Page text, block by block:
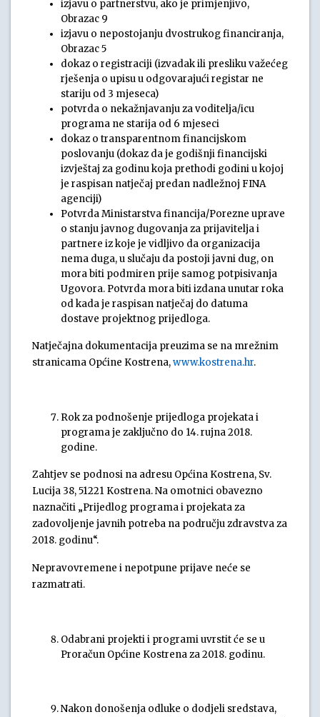
izjavu o partnerstvu, ako je primjenjivo,
Obrazac 9
izjavu o nepostojanju dvostrukog financiranja,
Obrazac 5
dokaz o registraciji (izvadak ili presliku važećeg
rješenja o upisu u odgovarajući registar ne
stariju od 3 mjeseca)
potvrda o nekažnjavanju za voditelja/icu
programa ne starija od 6 mjeseci
dokaz o transparentnom financijskom
poslovanju (dokaz da je godišnji financijski
izvještaj za godinu koja prethodi godini u kojoj
je raspisan natječaj predan nadležnoj FINA
agenciji)
Potvrda Ministarstva financija/Porezne uprave
o stanju javnog dugovanja za prijavitelja i
partnere iz koje je vidljivo da organizacija
nema duga, u slučaju da postoji javni dug, on
mora biti podmiren prije samog potpisivanja
Ugovora. Potvrda mora biti izdana unutar roka
od kada je raspisan natječaj do datuma
dostave projektnog prijedloga.
Natječajna dokumentacija preuzima se na mrežnim
stranicama Općine Kostrena,www.kostrena.hr.
Rok za podnošenje prijedloga projekata i
programa je zaključno do 14. rujna 2018.
godine.
Zahtjev se podnosi na adresu Općina Kostrena, Sv.
Lucija 38, 51221 Kostrena. Na omotnici obavezno
naznačiti „Prijedlog programa i projekata za
zadovoljenje javnih potreba na području zdravstva za
2018. godinu“.
Nepravovremene i nepotpune prijave neće se
razmatrati.
Odabrani projekti i programi uvrstit će se u
Proračun Općine Kostrena za 2018. godinu.
Nakon donošenja odluke o dodjeli sredstava,